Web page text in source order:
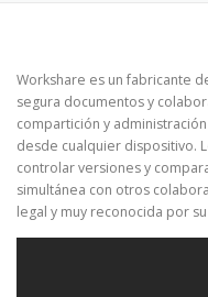
BLOG ENGLISH
Workshare es un fabricante
segura documentos y
compartición y
desde cualquier dispositivo.
controlar versiones y
simultánea con otros
legal y muy reconocida por